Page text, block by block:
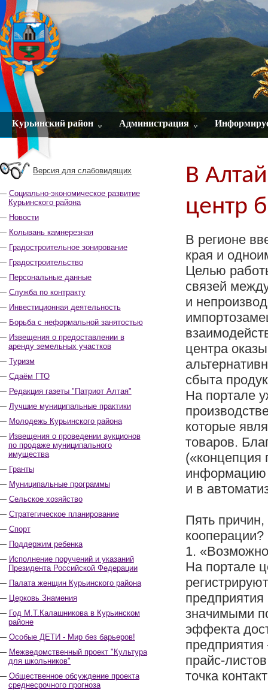
Курьинский район Администрация
Версия для слабовидящих
Социально-экономическое развитие
Курьинского района
Новости
Колывань камнерезная
Градостроительное зонирование
Градостроительство
Персональные данные
Служба по контракту
Инвестиционная деятельность
Борьба с неформальной занятостью
Извещения о предоставлении в
аренду земельных участков
Туризм
Сдаём ГТО
Редакция газеты "Патриот Алтая"
Лучшие муниципальные практики
Молодежь Курьинского района
Извещения о проведении аукционов
по продаже муниципального
имущества
Гранты
Муниципальные программы
Сельское хозяйство
Стратегическое планирование
Спорт
Поддержим ребенка
Исполнение поручений и указаний
Президента Российской Федерации
Палата женщин Курьинского района
Церковь Знамения
Год М.Т.Калашникова в Курьинском
районе
Особые ДЕТИ - Мир без барьеров!
Межведомственный проект "Культура
для школьников"
Общественное обсуждение проекта
среднесрочного прогноза
В
центр
В регионе
края и
Целью
связей
и
центра
сбыта
На портале
которые
товаров.
(«концепция
информацию
и в
Пять причин,
кооперации?
1.
На портале
значимыми
эффекта
прайс-
точка